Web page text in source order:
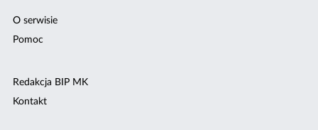
O serwisie
Pomoc
Redakcja BIP MK
Kontakt